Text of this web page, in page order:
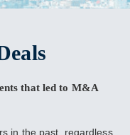
that led to M&A
in the past, regardless